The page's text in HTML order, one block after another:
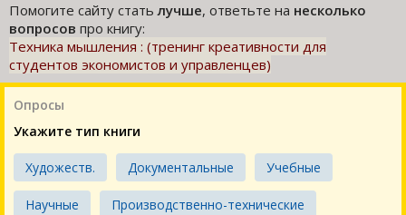
Помогите сайту статьлучше, ответьте на несколько
вопросов про книгу:
Техника мышления : (тренинг креативности для
студентов экономистов и управленцев)
Опросы
Укажите тип книги
Художеств. Документальные Учебные
Научные Производственно-технические